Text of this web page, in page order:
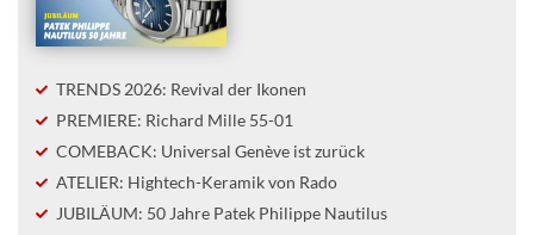
TRENDS 2026: Revival der Ikonen
PREMIERE: Richard Mille 55-01
COMEBACK: Universal Genève ist zurück
ATELIER: Hightech-Keramik von Rado
JUBILÄUM: 50 Jahre Patek Philippe Nautilus